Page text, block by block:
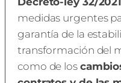
medidas urgentes
garantía de la
transformación del
como de los